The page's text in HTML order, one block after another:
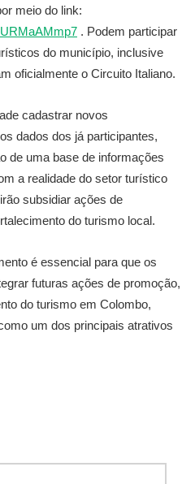
meio do link:
. Podem participar
do município, inclusive
oficialmente o Circuito Italiano.
cadastrar novos
dados dos já participantes,
de uma base de informações
a realidade do setor turístico
subsidiar ações de
do turismo local.
é essencial para que os
futuras ações de promoção,
do turismo em Colombo,
um dos principais atrativos